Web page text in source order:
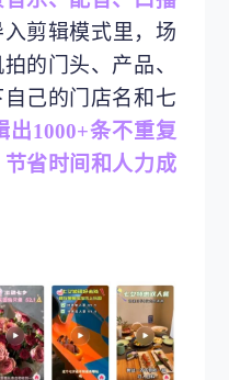
剪辑模式里，场
的门头、产品、
己的门店名和七
出1000+条不重复
省时间和人力成